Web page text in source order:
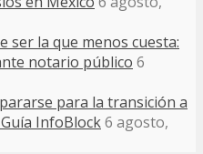
ser la que menos cuesta:
notario público 6
para la transición a
InfoBlock6 agosto,